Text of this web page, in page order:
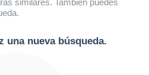
similares. También puedes
una nueva búsqueda.